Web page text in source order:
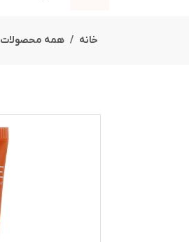
خانه همه محصولات